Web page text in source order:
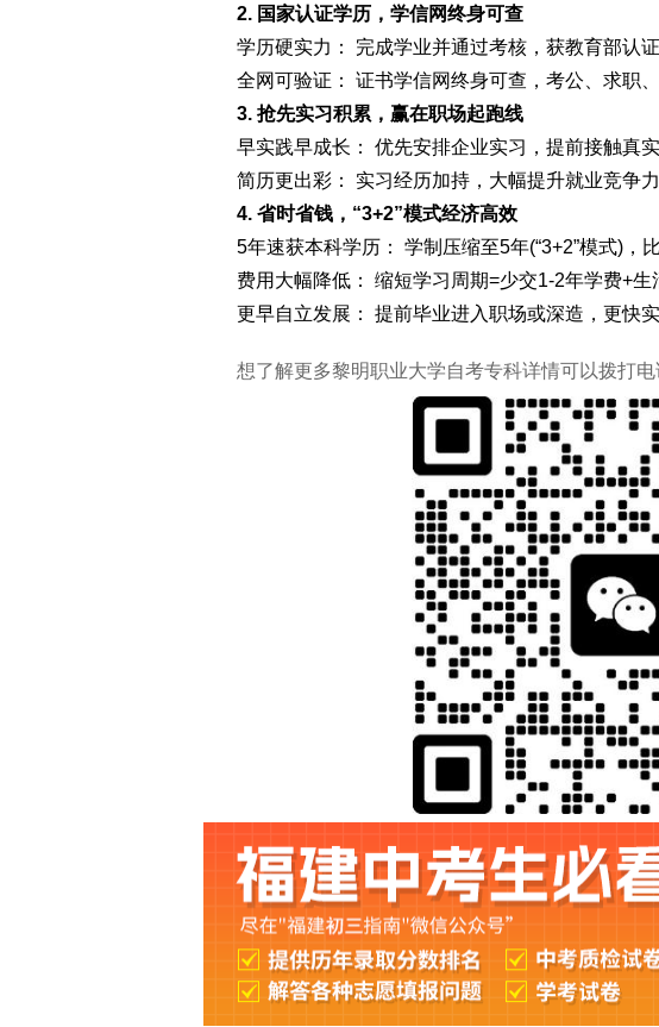
2. 国家认证学历，学信网终身可查
学历硬实力： 完成学业并通过考核，获教育部认
全网可验证： 证书学信网终身可查，考公、求职
3. 抢先实习积累，赢在职场起跑线
早实践早成长： 优先安排企业实习，提前接触真
简历更出彩： 实习经历加持，大幅提升就业竞争
4. 省时省钱，“3+2”模式经济高效
5年速获本科学历： 学制压缩至5年(“3+2”模式)，
费用大幅降低： 缩短学习周期=少交1-2年学费+
更早自立发展： 提前毕业进入职场或深造，更快
想了解更多黎明职业大学自考专科详情可以拨打